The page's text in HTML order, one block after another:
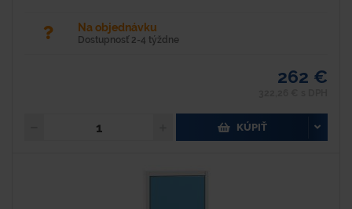
Na objednávku
Dostupnosť 2-4 týždne
262 €
KÚPIŤ